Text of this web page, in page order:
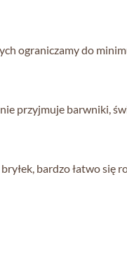
ograniczamy do
przyjmuje barwniki,
bardzo łatwo się